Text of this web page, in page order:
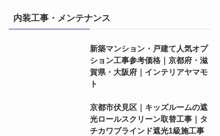
内装工事・メンテナンス
新築マンション・戸建て人気オプ
ション工事参考価格｜京都府・滋
賀県・大阪府｜インテリアヤマモ
ト
京都市伏見区｜キッズルームの遮
光ロールスクリーン取替工事｜タ
チカワブラインド遮光1級施工事